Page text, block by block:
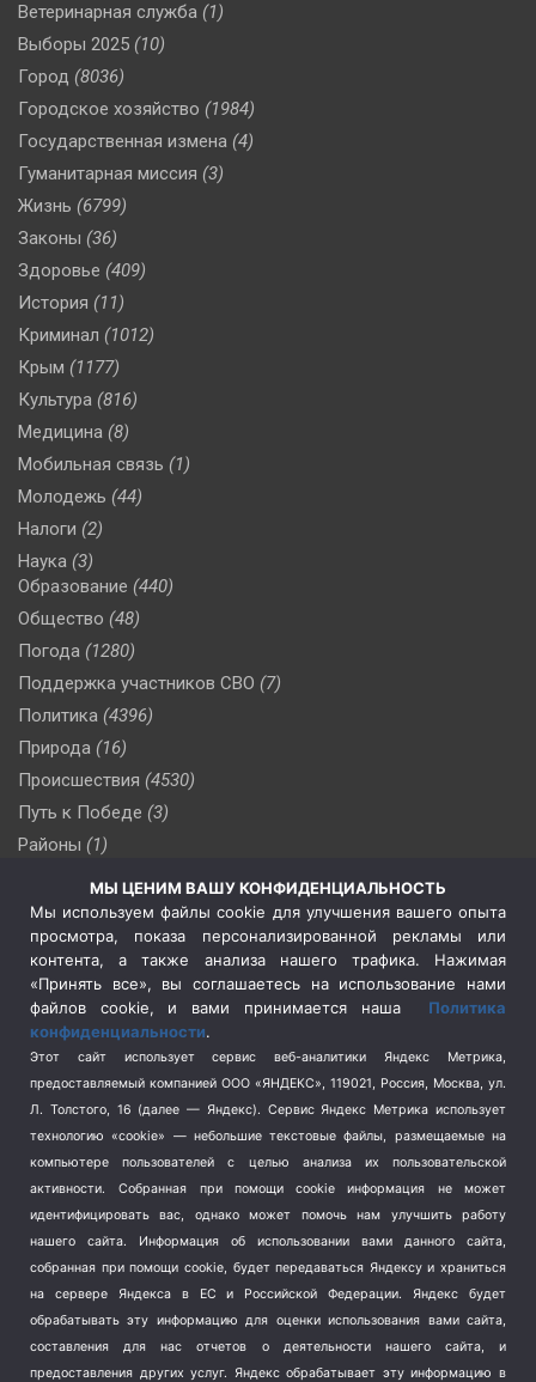
Ветеринарная служба (1)
Выборы 2025 (10)
Город (8036)
Городское хозяйство (1984)
Государственная измена (4)
Гуманитарная миссия (3)
Жизнь (6799)
Законы (36)
Здоровье (409)
История (11)
Криминал (1012)
Крым (1177)
Культура (816)
Медицина (8)
Мобильная связь (1)
Молодежь (44)
Налоги (2)
Наука (3)
Образование (440)
Общество (48)
Погода (1280)
Поддержка участников СВО (7)
Политика (4396)
Природа (16)
Происшествия (4530)
Путь к Победе (3)
Районы (1)
(510)
Сельское хозяйство (3)
Социальная политика
(3)
Спецоперация в Украине
Спецоперация на Украине
(404)
Спорт (740)
Терроризм (1)
Транспорт (262)
Туризм (178)
Школа и спорт (2)
Экология (8)
Экономика (1172)
МЫ ЦЕНИМ ВАШУ КОНФИДЕНЦИАЛЬНОСТЬ
Мы используем файлы cookie для улучшения вашего опыта
просмотра, показа персонализированной рекламы или
контента, а также анализа нашего трафика. Нажимая
«Принять все», вы соглашаетесь на использование нами
файлов cookie, и вами принимается наша Политика
конфиденциальности.
Этот сайт использует сервис веб-аналитики Яндекс Метрика,
предоставляемый компанией ООО «ЯНДЕКС», 119021, Россия, Москва, ул.
Л. Толстого, 16 (далее — Яндекс). Сервис Яндекс Метрика использует
технологию «cookie» — небольшие текстовые файлы, размещаемые на
компьютере пользователей с целью анализа их пользовательской
активности.
Собранная при помощи cookie информация не может
идентифицировать вас, однако может помочь нам улучшить работу
нашего сайта. Информация об использовании вами данного сайта,
собранная при помощи cookie, будет передаваться Яндексу и храниться
на сервере Яндекса в ЕС и Российской Федерации. Яндекс будет
обрабатывать эту информацию для оценки использования вами сайта,
составления для нас отчетов о деятельности нашего сайта, и
предоставления других услуг. Яндекс обрабатывает эту информацию в